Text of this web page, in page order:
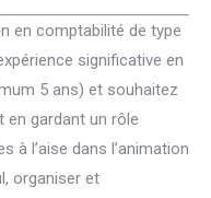
en comptabilité de type
significative en
5 ans) et souhaitez
en gardant un rôle
à l’aise dans l’animation
organiser et